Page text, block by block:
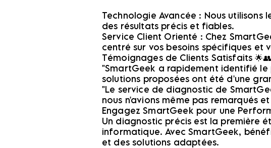
Technologie Avancée : Nous
des résultats précis et fiables.
Service Client Orienté : Chez
centré sur vos besoins spécifiques et
Témoignages de Clients Satisfaits 🌟👥
"SmartGeek a rapidement identifié
solutions proposées ont été d'une
"Le service de diagnostic de
nous n'avions même pas remarqués
Engagez SmartGeek pour une
Un diagnostic précis est la première
informatique. Avec SmartGeek,
et des solutions adaptées.